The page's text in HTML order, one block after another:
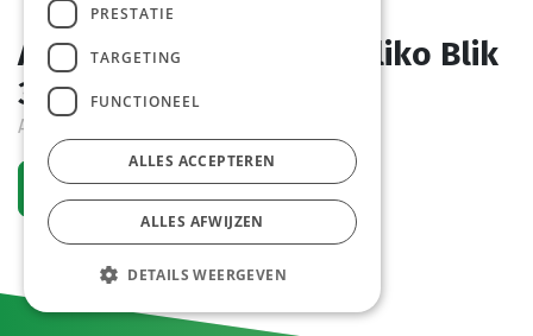
Appelmoes Gezeefd Noliko Blik
3 L
Actief
Vraag een account aan
PRESTATIE
TARGETING
FUNCTIONEEL
ALLES ACCEPTEREN
ALLES AFWIJZEN
DETAILS WEERGEVEN